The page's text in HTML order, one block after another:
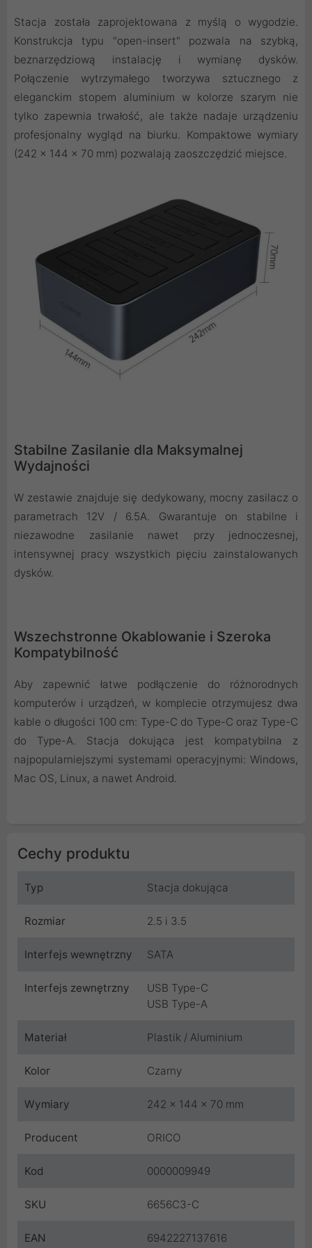
Stacja została zaprojektowana z myślą o wygodzie.
Konstrukcja typu "open-insert" pozwala na szybką,
beznarzędziową instalację i wymianę dysków.
Połączenie wytrzymałego tworzywa sztucznego z
eleganckim stopem aluminium w kolorze szarym nie
tylko zapewnia trwałość, ale także nadaje urządzeniu
profesjonalny wygląd na biurku. Kompaktowe wymiary
(242 x 144 x 70 mm) pozwalają zaoszczędzić miejsce.
Stabilne Zasilanie dla Maksymalnej
Wydajności
W zestawie znajduje się dedykowany, mocny zasilacz o
parametrach 12V / 6.5A. Gwarantuje on stabilne i
niezawodne zasilanie nawet przy jednoczesnej,
intensywnej pracy wszystkich pięciu zainstalowanych
dysków.
Wszechstronne Okablowanie i Szeroka
Kompatybilność
Aby zapewnić łatwe podłączenie do różnorodnych
komputerów i urządzeń, w komplecie otrzymujesz dwa
kable o długości 100 cm: Type-C do Type-C oraz Type-C
do Type-A. Stacja dokująca jest kompatybilna z
najpopularniejszymi systemami operacyjnymi: Windows,
Mac OS, Linux, a nawet Android.
Cechy produktu
Typ Stacja dokująca
Rozmiar 2.5 i 3.5
Interfejs wewnętrzny SATA
Interfejs zewnętrzny
USB Type-C
USB Type-A
Materiał Plastik / Aluminium
Kolor Czarny
Wymiary 242 x 144 x 70 mm
Producent ORICO
Kod 0000009949
SKU 6656C3-C
EAN 6942227137616